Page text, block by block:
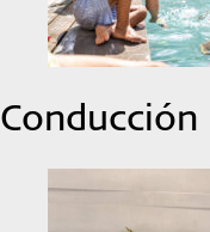
Conducción